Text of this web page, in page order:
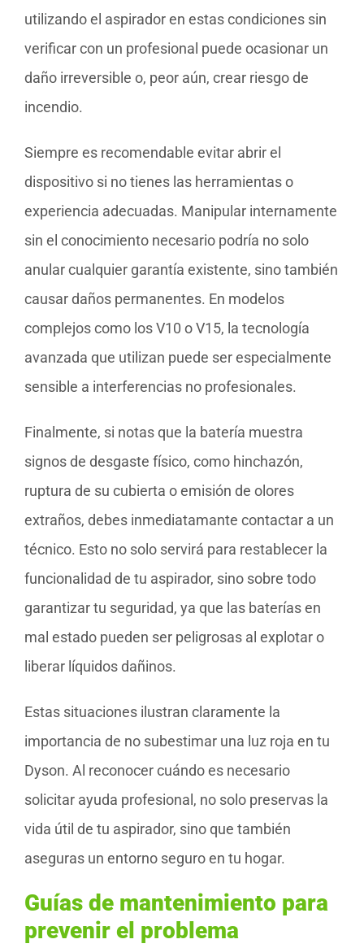
utilizando el aspirador en estas condiciones sin
verificar con un profesional puede ocasionar un
daño irreversible o, peor aún, crear riesgo de
incendio.
Siempre es recomendable evitar abrir el
dispositivo si no tienes las herramientas o
experiencia adecuadas. Manipular internamente
sin el conocimiento necesario podría no solo
anular cualquier garantía existente, sino también
causar daños permanentes. En modelos
complejos como los V10 o V15, la tecnología
avanzada que utilizan puede ser especialmente
sensible a interferencias no profesionales.
Finalmente, si notas que la batería muestra
signos de desgaste físico, como hinchazón,
ruptura de su cubierta o emisión de olores
extraños, debes inmediatamante contactar a un
técnico. Esto no solo servirá para restablecer la
funcionalidad de tu aspirador, sino sobre todo
garantizar tu seguridad, ya que las baterías en
mal estado pueden ser peligrosas al explotar o
liberar líquidos dañinos.
Estas situaciones ilustran claramente la
importancia de no subestimar una luz roja en tu
Dyson. Al reconocer cuándo es necesario
solicitar ayuda profesional, no solo preservas la
vida útil de tu aspirador, sino que también
aseguras un entorno seguro en tu hogar.
Guías de mantenimiento para
prevenir el problema